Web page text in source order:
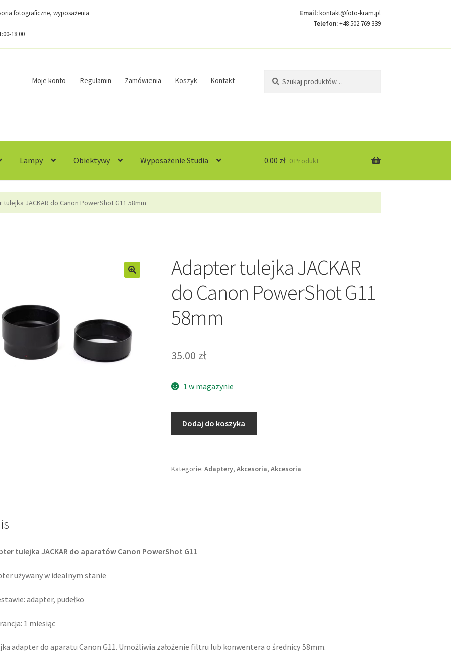
fotograficzne, wyposażenia
18:00
Email:kontakt@foto-kram.pl
Telefon:+48 502 769 339
Moje konto Regulamin Zamówienia Koszyk Kontakt
Lampy Obiektywy Wyposażenie Studia
Sample PageSklepZamówienia
0.00 zł 0 Produkt
tulejka JACKAR do Canon PowerShot G11 58mm
Adapter tulejka JACKAR
do Canon PowerShot G11
58mm
35.00 zł
1 w magazynie
do
Dodaj do koszyka
Kategorie: Adaptery, Akcesoria, Akcesoria
tulejka JACKAR do aparatów Canon PowerShot G11
używany w idealnym stanie
adapter, pudełko
1 miesiąc
adapter do aparatu Canon G11. Umożliwia założenie filtru lub konwentera o średnicy 58mm.